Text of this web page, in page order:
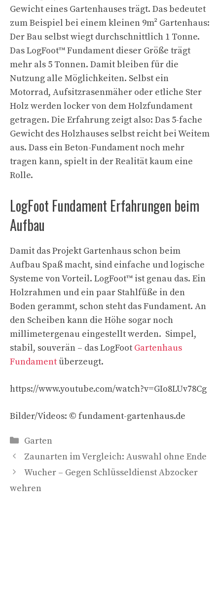
Gewicht eines Gartenhauses trägt. Das bedeutet
zum Beispiel bei einem kleinen 9m² Gartenhaus:
Der Bau selbst wiegt durchschnittlich 1 Tonne.
Das LogFoot™ Fundament dieser Größe trägt
mehr als 5 Tonnen. Damit bleiben für die
Nutzung alle Möglichkeiten. Selbst ein
Motorrad, Aufsitzrasenmäher oder etliche Ster
Holz werden locker von dem Holzfundament
getragen. Die Erfahrung zeigt also: Das 5-fache
Gewicht des Holzhauses selbst reicht bei Weitem
aus. Dass ein Beton-Fundament noch mehr
tragen kann, spielt in der Realität kaum eine
Rolle.
LogFoot Fundament Erfahrungen beim
Aufbau
Damit das Projekt Gartenhaus schon beim
Aufbau Spaß macht, sind einfache und logische
Systeme von Vorteil. LogFoot™ ist genau das. Ein
Holzrahmen und ein paar Stahlfüße in den
Boden gerammt, schon steht das Fundament. An
den Scheiben kann die Höhe sogar noch
millimetergenau eingestellt werden. Simpel,
stabil, souverän – das LogFoot Gartenhaus
Fundament überzeugt.
https://www.youtube.com/watch?v=GIo8LUv78Cg
Bilder/Videos: © fundament-gartenhaus.de
Kategorien
Garten
Zaunarten im Vergleich: Auswahl ohne Ende
Wucher – Gegen Schlüsseldienst Abzocker
wehren